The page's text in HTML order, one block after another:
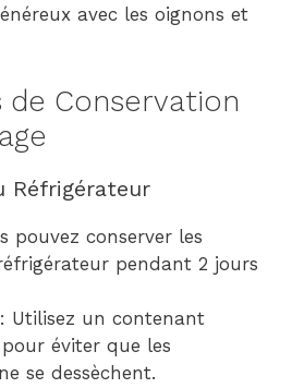
avec les oignons et
Conservation
Réfrigérateur
pouvez conserver les
pendant 2 jours
: Utilisez un contenant
éviter que les
se dessèchent.